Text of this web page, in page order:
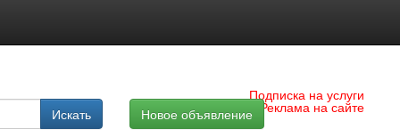
Подписка на услуги
Реклама на сайте
Искать Новое объявление